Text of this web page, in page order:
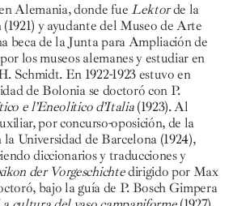
Alemania, donde fue Lektorde la
y ayudante del Museo de Arte
beca de la Junta para Ampliación de
los museos alemanes y estudiar en
Schmidt. En 1922-1923 estuvo en
de Bolonia se doctoró con P.
e l’Eneolitico d’Italia(1923). Al
por concurso-oposición, de la
Universidad de Barcelona (1924),
diccionarios y traducciones y
der Vorgeschichtedirigido por Max
bajo la guía de P. Bosch Gimpera